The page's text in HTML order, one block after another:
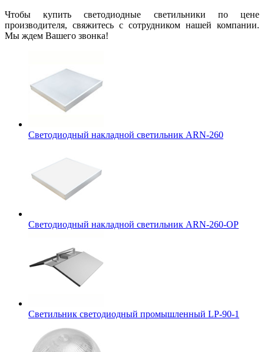
Чтобы купить светодиодные светильники по цене
производителя, свяжитесь с сотрудником нашей компании.
Мы ждем Вашего звонка!
Светодиодный накладной светильник ARN-260
Светодиодный накладной светильник ARN-260-OP
Светильник светодиодный промышленный LP-90-1